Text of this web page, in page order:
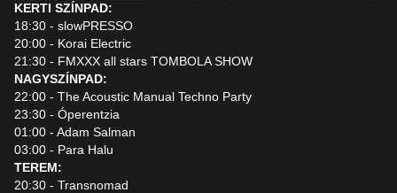
KERTI SZÍNPAD:
18:30 - slowPRESSO
20:00 - Korai Electric
21:30 - FMXXX all stars TOMBOLA SHOW
NAGYSZÍNPAD:
22:00 - The Acoustic Manual Techno Party
23:30 - Óperentzia
01:00 - Adam Salman
03:00 - Para Halu
TEREM:
20:30 - Transnomad